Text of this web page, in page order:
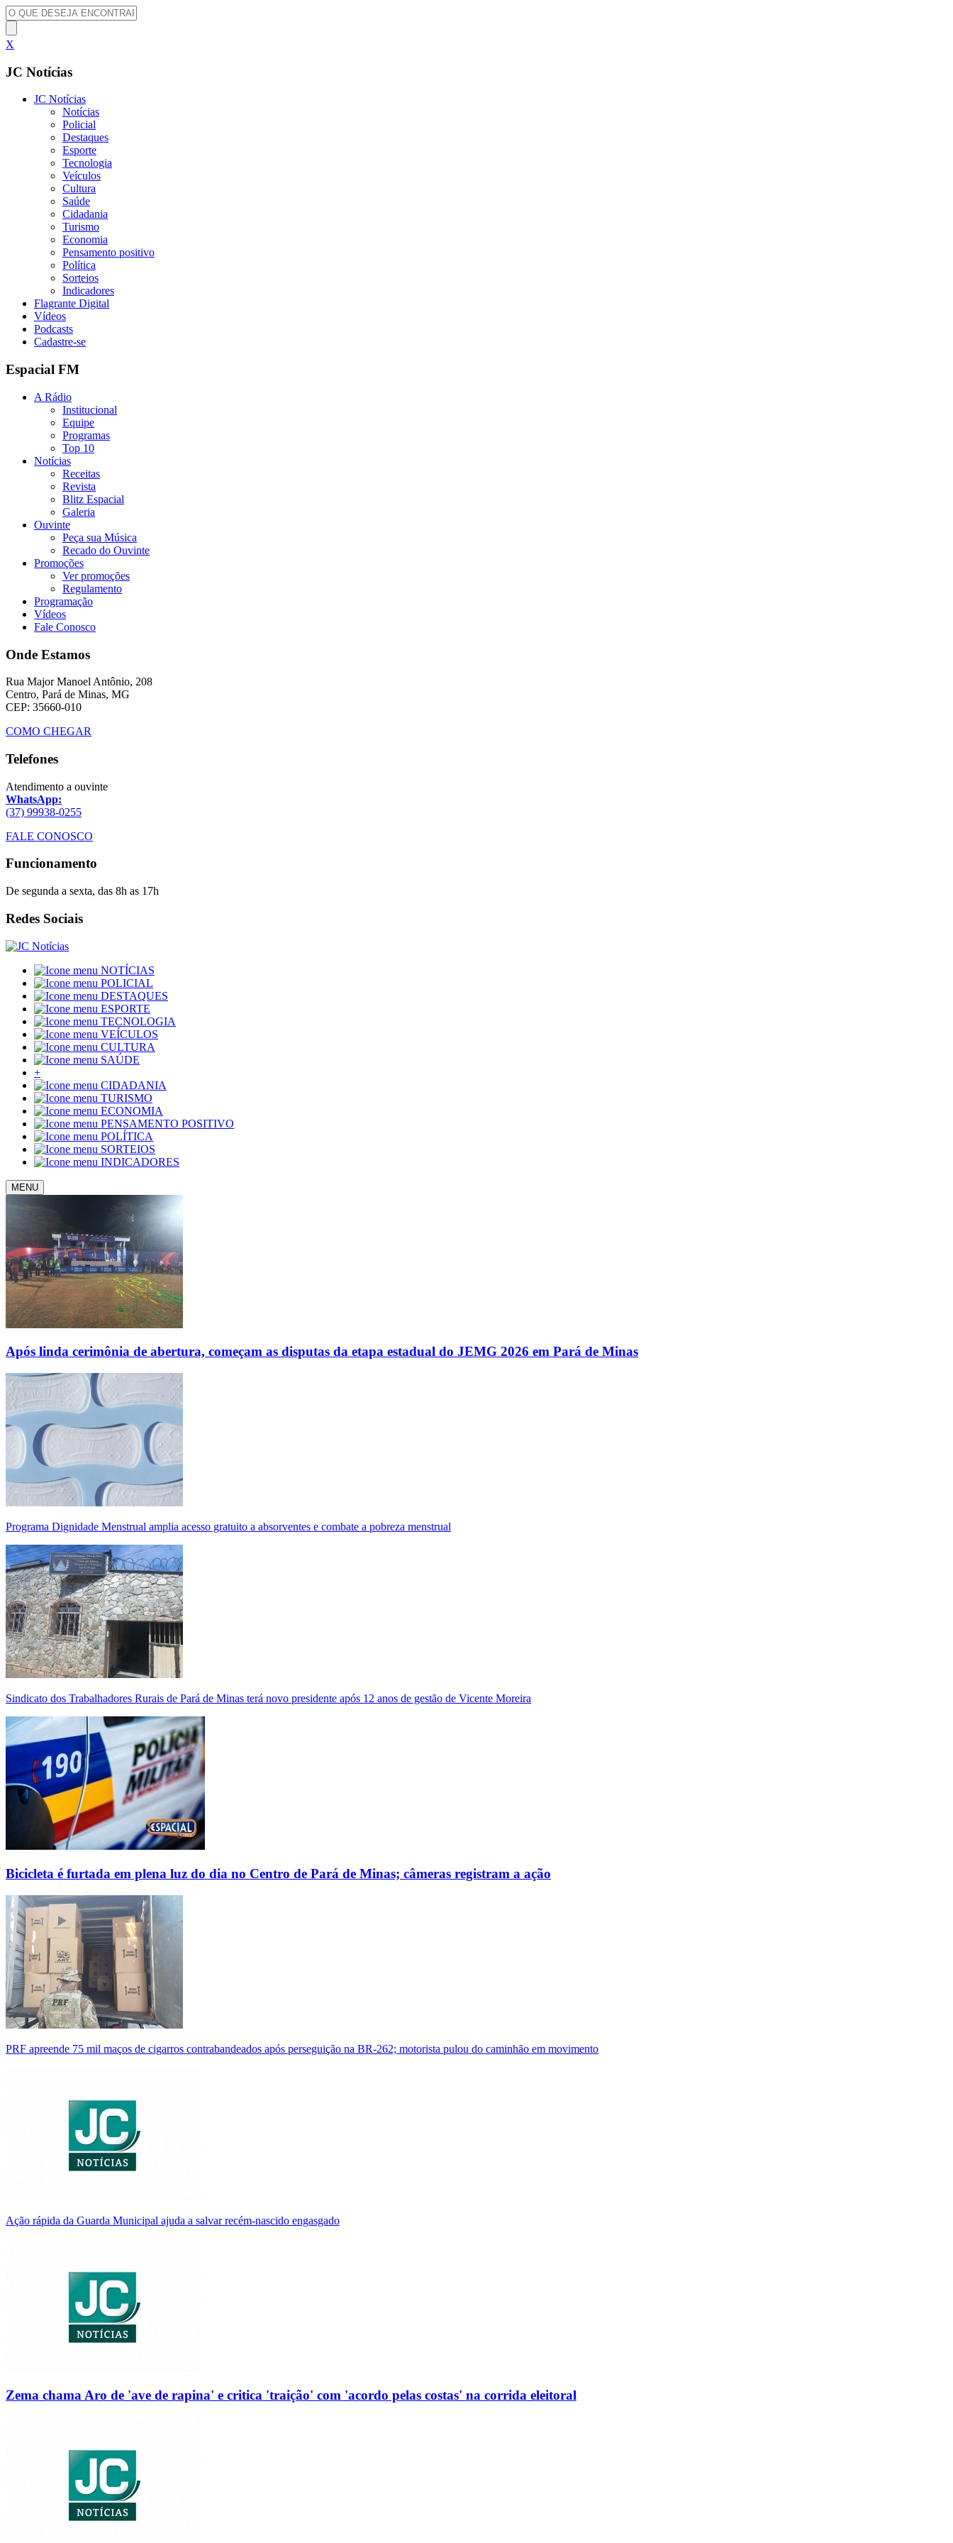
X
JC Notícias
JC Notícias
Notícias
Policial
Destaques
Esporte
Tecnologia
Veículos
Cultura
Saúde
Cidadania
Turismo
Economia
Pensamento positivo
Política
Sorteios
Indicadores
Flagrante Digital
Vídeos
Podcasts
Cadastre-se
Espacial FM
A Rádio
Institucional
Equipe
Programas
Top 10
Notícias
Receitas
Revista
Blitz Espacial
Galeria
Ouvinte
Peça sua Música
Recado do Ouvinte
Promoções
Ver promoções
Regulamento
Programação
Vídeos
Fale Conosco
Onde Estamos
Rua Major Manoel Antônio, 208
Centro, Pará de Minas, MG
CEP: 35660-010
COMO CHEGAR
Telefones
Atendimento a ouvinte
WhatsApp:
(37) 99938-0255
FALE CONOSCO
Funcionamento
De segunda a sexta, das 8h as 17h
Redes Sociais
NOTÍCIAS
POLICIAL
DESTAQUES
ESPORTE
TECNOLOGIA
VEÍCULOS
CULTURA
SAÚDE
+
CIDADANIA
TURISMO
ECONOMIA
PENSAMENTO POSITIVO
POLÍTICA
SORTEIOS
INDICADORES
MENU
Após linda cerimônia de abertura, começam as disputas da etapa estadual do JEMG 2026 em Pará de Minas
Programa Dignidade Menstrual amplia acesso gratuito a absorventes e combate a pobreza menstrual
Sindicato dos Trabalhadores Rurais de Pará de Minas terá novo presidente após 12 anos de gestão de Vicente Moreira
Bicicleta é furtada em plena luz do dia no Centro de Pará de Minas; câmeras registram a ação
PRF apreende 75 mil maços de cigarros contrabandeados após perseguição na BR-262; motorista pulou do caminhão em movimento
Ação rápida da Guarda Municipal ajuda a salvar recém-nascido engasgado
Zema chama Aro de 'ave de rapina' e critica 'traição' com 'acordo pelas costas' na corrida eleitoral